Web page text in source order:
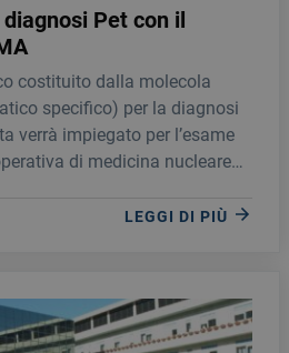
Pet con il
costituito dalla molecola
specifico) per la diagnosi
verrà impiegato per l’esame
di medicina nucleare
LEGGI DI PIÙ